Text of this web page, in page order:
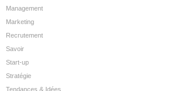
Management
Marketing
Recrutement
Savoir
Start-up
Stratégie
Tendances & Idées